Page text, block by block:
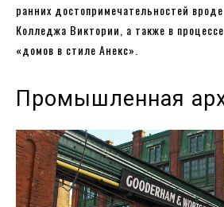
ранних достопримечательностей
Колледжа Виктории, а также в
«домов в стиле Анекс».
Промышленная